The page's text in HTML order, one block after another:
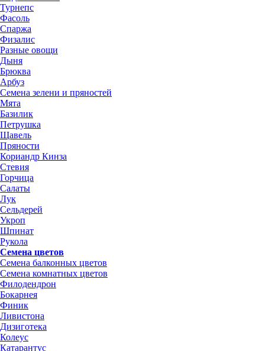
Турнепс
Фасоль
Спаржа
Физалис
Разные овощи
Дыня
Брюква
Арбуз
Семена зелени и пряностей
Мята
Базилик
Петрушка
Щавель
Пряности
Кориандр Кинза
Стевия
Горчица
Салаты
Лук
Сельдерей
Укроп
Шпинат
Рукола
Семена цветов
Семена балконных цветов
Семена комнатных цветов
Филодендрон
Бокарнея
Финик
Ливистона
Дизиготека
Колеус
Катарантус